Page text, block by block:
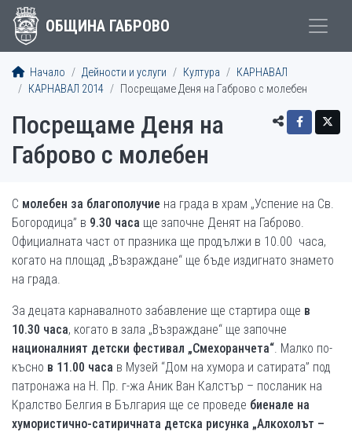
ОБЩИНА ГАБРОВО
Начало Дейности и услуги Култура
КАРНАВАЛ
КАРНАВАЛ 2014
Посрещаме Деня на Габрово с молебен
Посрещаме Деня на
Габрово с молебен
С молебен за благополучие на града в храм „Успение на Св.
Богородица” в 9.30 часа ще започне Денят на Габрово.
Официалната част от празника ще продължи в 10.00 часа,
когато на площад „Възраждане“ ще бъде издигнато знамето
на града.
За децата карнавалното забавление ще стартира още в
10.30 часа, когато в зала „Възраждане“ ще започне
националният детски фестивал „Смехоранчета“. Малко по-
късно в 11.00 часа в Музей “Дом на хумора и сатирата” под
патронажа на Н. Пр. г-жа Аник Ван Калстър – посланик на
Кралство Белгия в България ще се проведе биенале на
хумористично-сатиричната детска рисунка „Алкохолът –